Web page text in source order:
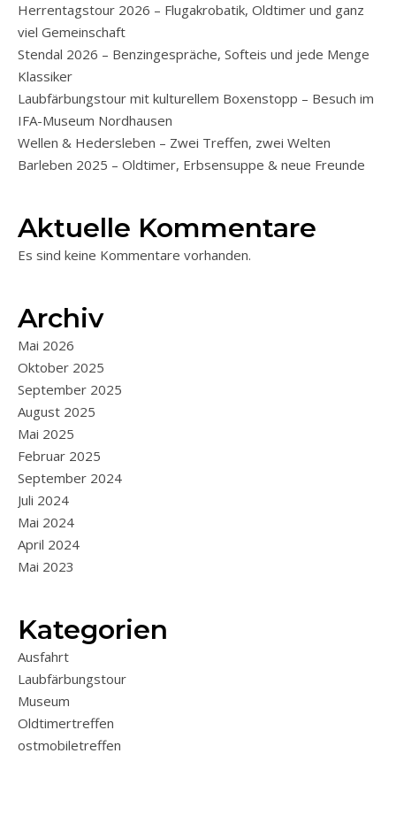
Herrentagstour 2026 – Flugakrobatik, Oldtimer und ganz
viel Gemeinschaft
Stendal 2026 – Benzingespräche, Softeis und jede Menge
Klassiker
Laubfärbungstour mit kulturellem Boxenstopp – Besuch im
IFA-Museum Nordhausen
Wellen & Hedersleben – Zwei Treffen, zwei Welten
Barleben 2025 – Oldtimer, Erbsensuppe & neue Freunde
Aktuelle Kommentare
Es sind keine Kommentare vorhanden.
Archiv
Mai 2026
Oktober 2025
September 2025
August 2025
Mai 2025
Februar 2025
September 2024
Juli 2024
Mai 2024
April 2024
Mai 2023
Kategorien
Ausfahrt
Laubfärbungstour
Museum
Oldtimertreffen
ostmobiletreffen